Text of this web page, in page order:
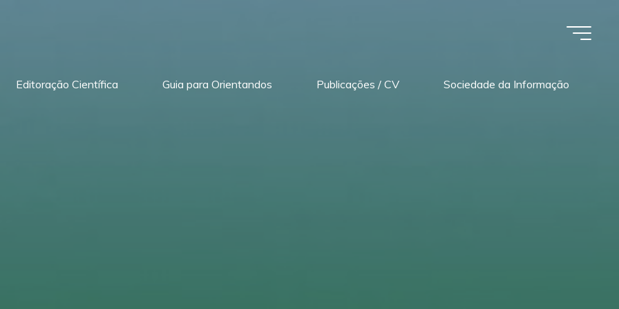
Editoração Científica Guia para Orientandos Publicações / CV Sociedade da Informação